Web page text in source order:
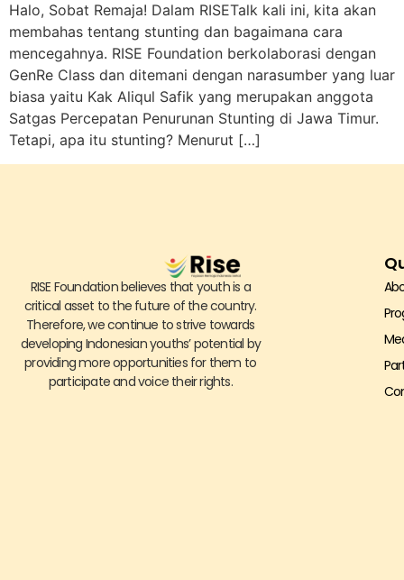
Halo, Sobat Remaja! Dalam RISETalk kali ini, kita akan
membahas tentang stunting dan bagaimana cara
mencegahnya. RISE Foundation berkolaborasi dengan
GenRe Class dan ditemani dengan narasumber yang luar
biasa yaitu Kak Aliqul Safik yang merupakan anggota
Satgas Percepatan Penurunan Stunting di Jawa Timur.
Tetapi, apa itu stunting? Menurut […]
RISE Foundation believes that youth is a
critical asset to the future of the country.
Therefore, we continue to strive towards
developing Indonesian youths’ potential by
providing more opportunities for them to
participate and voice their rights.